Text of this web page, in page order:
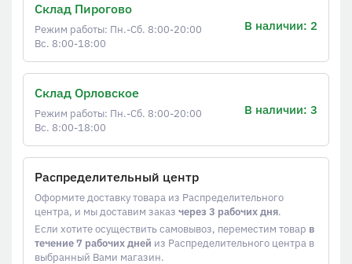
Склад Пирогово
Режим работы: Пн.-Сб. 8:00-20:00
Вс. 8:00-18:00
В наличии: 2
Склад Орловское
Режим работы: Пн.-Сб. 8:00-20:00
Вс. 8:00-18:00
В наличии: 3
Распределительный центр
Оформите доставку товара из Распределительного
центра, и мы доставим заказ через 3 рабочих дня.
Если хотите осуществить самовывоз, переместим товар в
течение 7 рабочих дней из Распределительного центра в
выбранный Вами магазин.